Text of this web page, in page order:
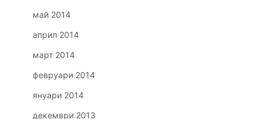
май 2014
април 2014
март 2014
февруари 2014
януари 2014
декември 2013